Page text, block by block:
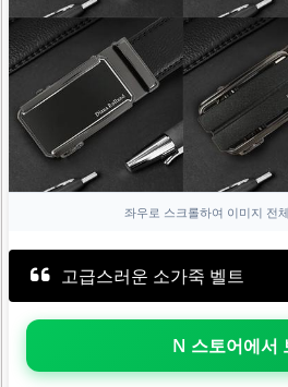
좌우로 스크롤하여 이미지 전
고급스러운 소가죽 벨트
N 스토어에서